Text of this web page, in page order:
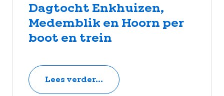
Dagtocht Enkhuizen,
Medemblik en Hoorn per
boot en trein
Lees verder...